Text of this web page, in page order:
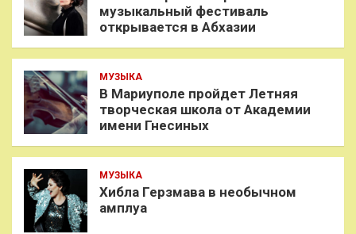
музыкальный фестиваль
открывается в Абхазии
МУЗЫКА
В Мариуполе пройдет Летняя
творческая школа от Академии
имени Гнесиных
МУЗЫКА
Хибла Герзмава в необычном
амплуа